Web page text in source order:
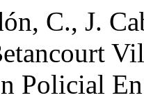
C., J.
Policial